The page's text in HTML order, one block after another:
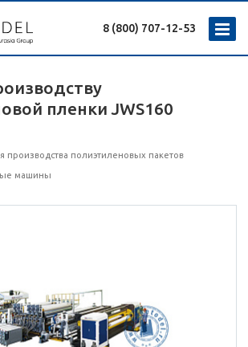
8 (800) 707-12-53
пленки JWS160
производства полиэтиленовых пакетов
машины